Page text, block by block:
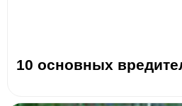
10 основных